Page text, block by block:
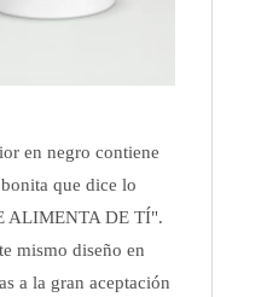
en negro contiene
que dice lo
ALIMENTA DE TÍ".
mismo diseño en
a la gran aceptación